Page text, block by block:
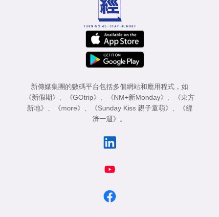
新傳媒集團的數碼平台包括多個網站和應用程式，如
《新假期》
《GOtrip》 《NM+新Monday》
《東方
新地》
《more》 《Sunday Kiss 親子童萌》
《經
濟一週》
。